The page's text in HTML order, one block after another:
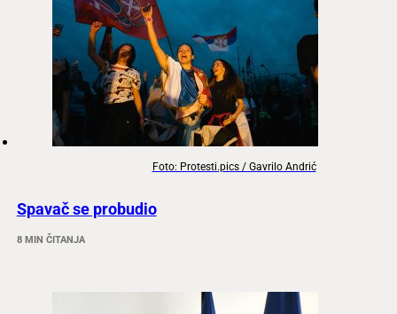
Foto: Protesti.pics / Gavrilo Andrić
Spavač se probudio
8 MIN ČITANJA